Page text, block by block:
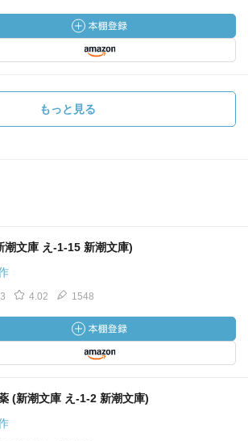
もっと見る
潮文庫 え-1-15 新潮文庫)
4.02 1548
(新潮文庫 え-1-2 新潮文庫)